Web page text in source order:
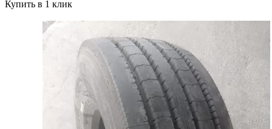
Купить в 1 клик